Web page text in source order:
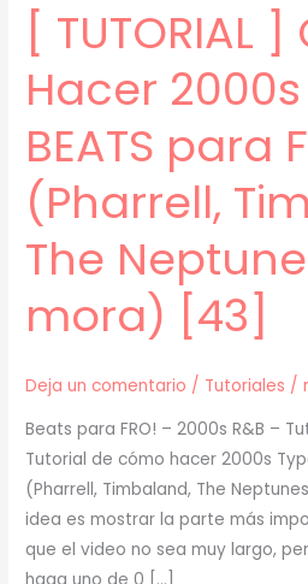
[ TUTORIAL
Hacer
BEATS para
(Pharrell,
The
mora) [43]
Deja un comentario / Tutoriales /
Beats para FRO! – 2000s R&B –
Tutorial de cómo hacer 2000s
(Pharrell, Timbaland, The
idea es mostrar la parte más
que el video no sea muy largo,